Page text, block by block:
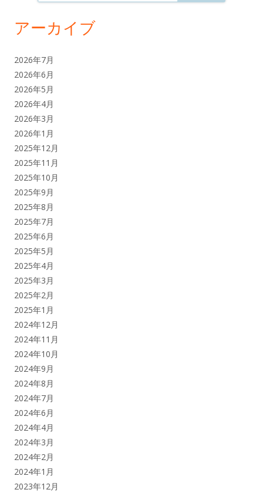
アーカイブ
2026年7月
2026年6月
2026年5月
2026年4月
2026年3月
2026年1月
2025年12月
2025年11月
2025年10月
2025年9月
2025年8月
2025年7月
2025年6月
2025年5月
2025年4月
2025年3月
2025年2月
2025年1月
2024年12月
2024年11月
2024年10月
2024年9月
2024年8月
2024年7月
2024年6月
2024年4月
2024年3月
2024年2月
2024年1月
2023年12月